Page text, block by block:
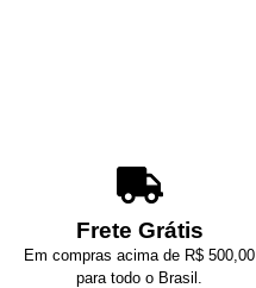
Frete Grátis
Em compras acima de R$ 500,00
para todo o Brasil.